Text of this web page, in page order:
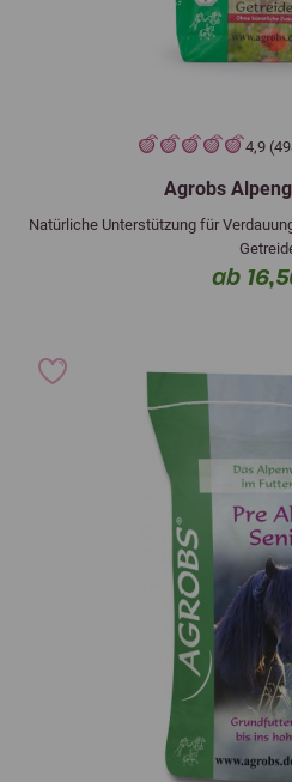
4,9
Agrobs
Natürliche Unterstützung für
ab